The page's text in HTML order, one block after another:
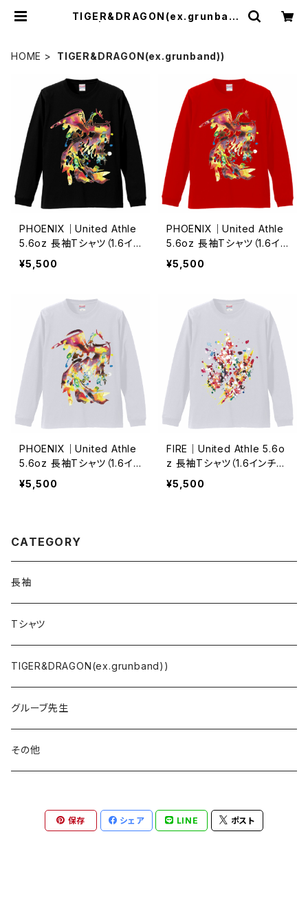
TIGER&DRAGON(ex.grunban
HOME TIGER&DRAGON(ex.grunband))
PHOENIX｜United Athle
5.6oz 長袖Tシャツ（1.6イ
ンチリブ）-ブラック/S・M・L・
XL・XX｜72817856
¥5,500
PHOENIX｜United Athle
5.6oz 長袖Tシャツ（1.6イ
ンチリブ）-Red/S・M・L・X
L・XX｜72803400
¥5,500
PHOENIX｜United Athle
5.6oz 長袖Tシャツ（1.6イ
ンチリブ）-ホワイト/S・M・L・
XL・XX｜72802185
¥5,500
FIRE｜United Athle 5.6o
z 長袖Tシャツ（1.6インチリ
ブ）-ホワイト/S・M・L・XL・X
X｜64435448
¥5,500
CATEGORY
長袖
Tシャツ
TIGER&DRAGON(ex.grunband))
グルーブ先生
その他
保存 シェア LINE ポスト